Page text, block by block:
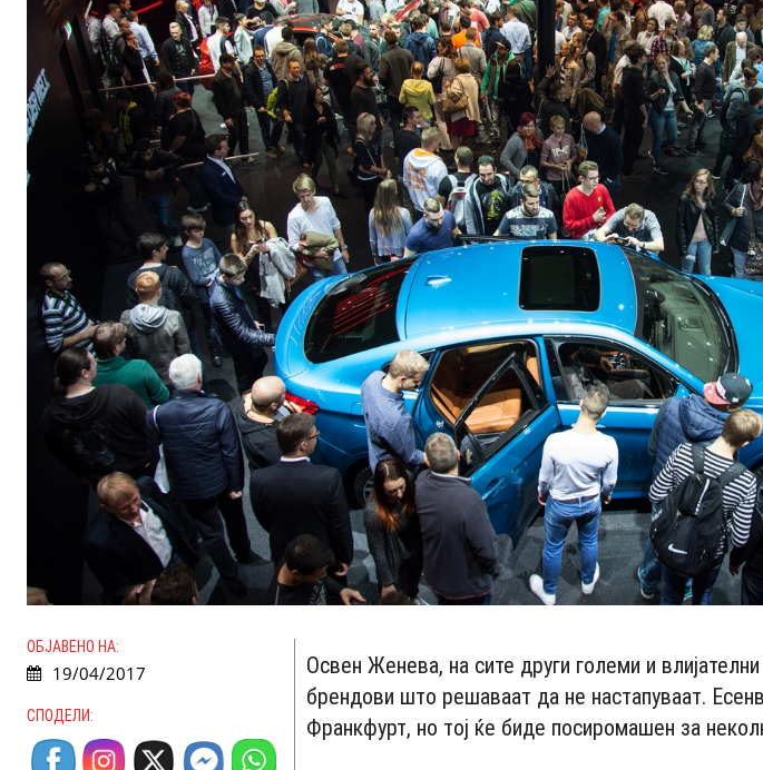
ОБЈАВЕНО НА:
19/04/2017
СПОДЕЛИ:
Освен Женева, на сите други големи и
брендови што решаваат да не настапуваат.
Франкфурт, но тој ќе биде посиромашен за